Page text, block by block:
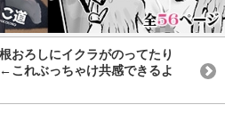
おろしにイクラがのってたり
これぶっちゃけ共感できるよ